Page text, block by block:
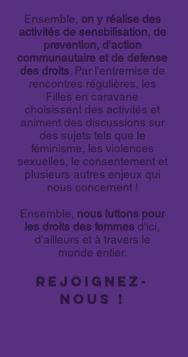
Ensemble, on y réalise des
activités de sensbilisation, de
prevention, d'action
communautaire et de defense
des droits. Par l'entremise de
rencontres régulières, les
Filles en caravane
choisissent des activités et
animent des discussions sur
des sujets tels que le
féminisme, les violences
sexuelles, le consentement et
plusieurs autres enjeux qui
nous concernent !
Ensemble, nous luttons pour
les droits des femmes d'ici,
d'ailleurs et à travers le
monde entier.
REJOIGNEZ-
NOUS !